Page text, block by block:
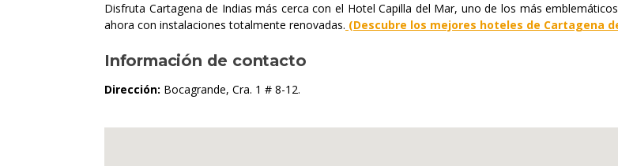
Disfruta Cartagena de Indias más cerca con el Hotel Capilla del Mar, uno de los más
ahora con instalaciones totalmente renovadas. (Descubre los mejores hoteles de Cartagena
Información de contacto
Dirección: Bocagrande, Cra. 1 # 8-12.